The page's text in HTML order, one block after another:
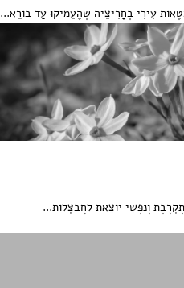
עִירִי בְחָרִיצֵיה שְהֶעֵמיקוּ עַד בּוֹרֵא...
וְנַפְשִׁי יוֹצֵאת לַחֲבַצָּלוֹת...